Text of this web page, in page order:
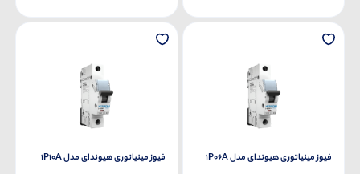
فیوز مینیاتوری هیوندای مدل 1P06A فیوز مینیاتوری هیوندای مدل 1P10A